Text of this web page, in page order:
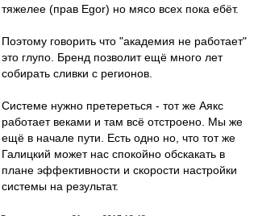
тяжелее (прав Egor) но мясо всех пока ебёт.
Поэтому говорить что "академия не работает"
это глупо. Бренд позволит ещё много лет
собирать сливки с регионов.
Системе нужно претереться - тот же Аякс
работает веками и там всё отстроено. Мы же
ещё в начале пути. Есть одно но, что тот же
Галицкий может нас спокойно обскакать в
плане эффективности и скорости настройки
системы на результат.